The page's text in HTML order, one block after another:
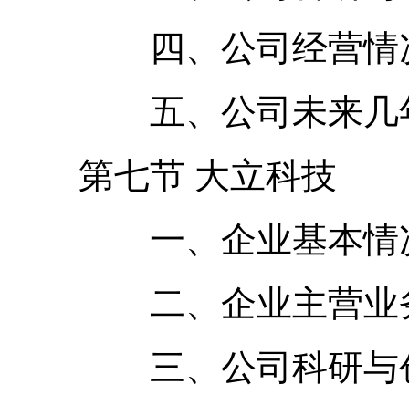
四、公司经营情
五、公司未来几年
第七节 大立科技
一、企业基本情
二、企业主营业务
三、公司科研与创